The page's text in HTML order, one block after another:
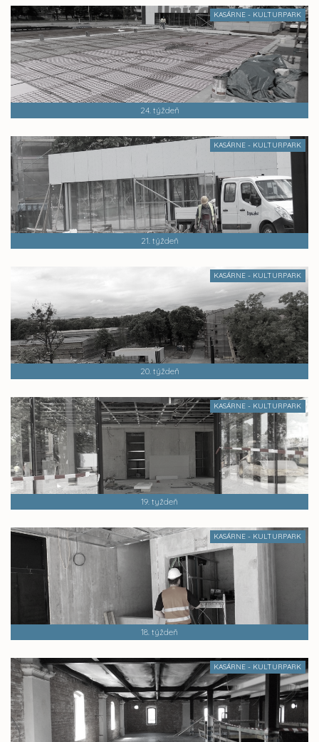
KASÁRNE - KULTURPARK
24. týždeň
KASÁRNE - KULTURPARK
21. týždeň
KASÁRNE - KULTURPARK
20. týždeň
KASÁRNE - KULTURPARK
19. tyždeň
KASÁRNE - KULTURPARK
18. týždeň
KASÁRNE - KULTURPARK